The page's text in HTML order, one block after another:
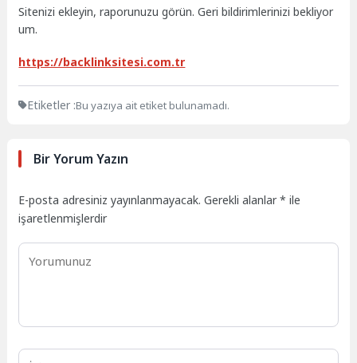
Sitenizi ekleyin, raporunuzu görün. Geri bildirimlerinizi bekliyor
um.
https://backlinksitesi.com.tr
Etiketler :Bu yazıya ait etiket bulunamadı.
Bir Yorum Yazın
E-posta adresiniz yayınlanmayacak. Gerekli alanlar* ile
işaretlenmişlerdir